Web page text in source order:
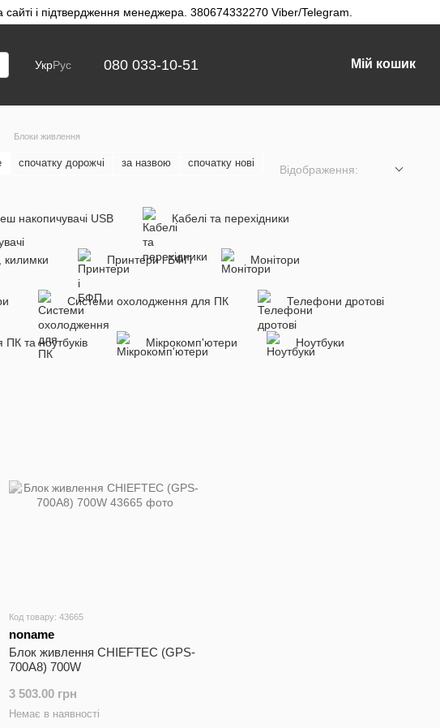
і підтвердження менеджера. 380674332270 Viber/Telegram.
УкрРус 080 033-10-51 Мій кошик
Блоки живлення
спочатку дорожчі за назвою спочатку нові
Відображення:
накопичувачі USB Кабелі та перехідники
килимки Принтери і БФП Монітори
Системи охолодження для ПК Телефони дротові
та ноутбуків Мікрокомп'ютери Ноутбуки
Код товару: 43665
noname
Блок живлення CHIEFTEC (GPS-
700A8) 700W
3 503.00 грн
Немає в наявності